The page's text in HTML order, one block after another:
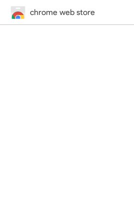
chrome web store